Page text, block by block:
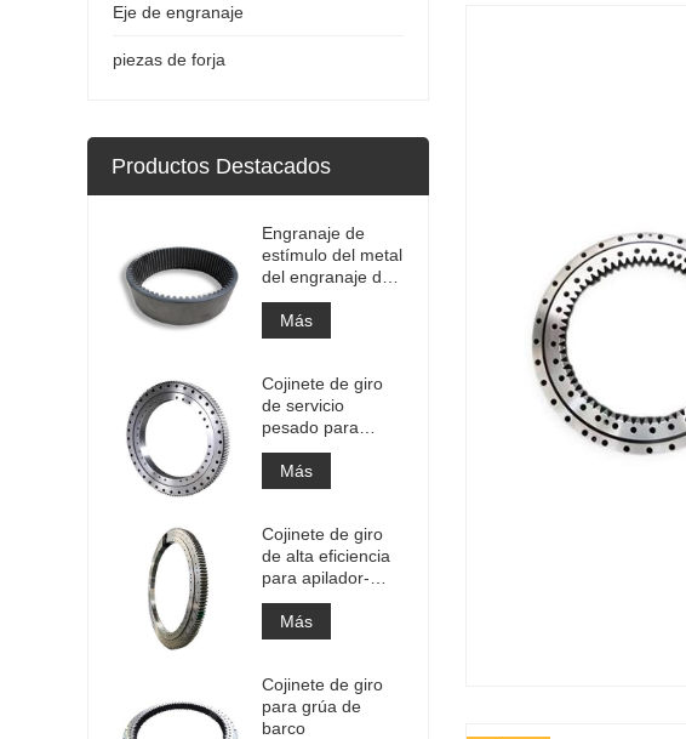
Eje de engranaje
piezas de forja
Productos Destacados
Engranaje de
estímulo del metal
del engranaje de
la circunferencia
del engranaje
anular interno
precisión con el
tratamiento de
nitruración
Más
Cojinete de giro
de servicio
pesado para
equipos de grúas
portuarias
Más
Cojinete de giro
de alta eficiencia
para apilador-
recuperador
Más
Cojinete de giro
para grúa de
barco